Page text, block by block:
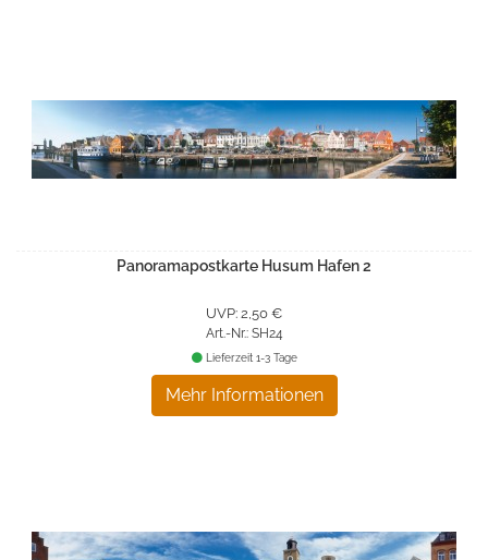
Panoramapostkarte Husum Hafen 2
UVP: 2,50 €
Art.-Nr.: SH24
Mehr Informationen
Lieferzeit 1-3 Tage